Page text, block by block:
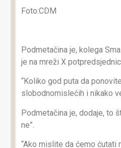
Foto:CDM
Podmetačina je, kolega
je na mreži X
“Koliko god puta da
slobodnomislećih i nikako
Podmetačina je, dodaje, to
ne”.
“Ako mislite da ćemo ćutati